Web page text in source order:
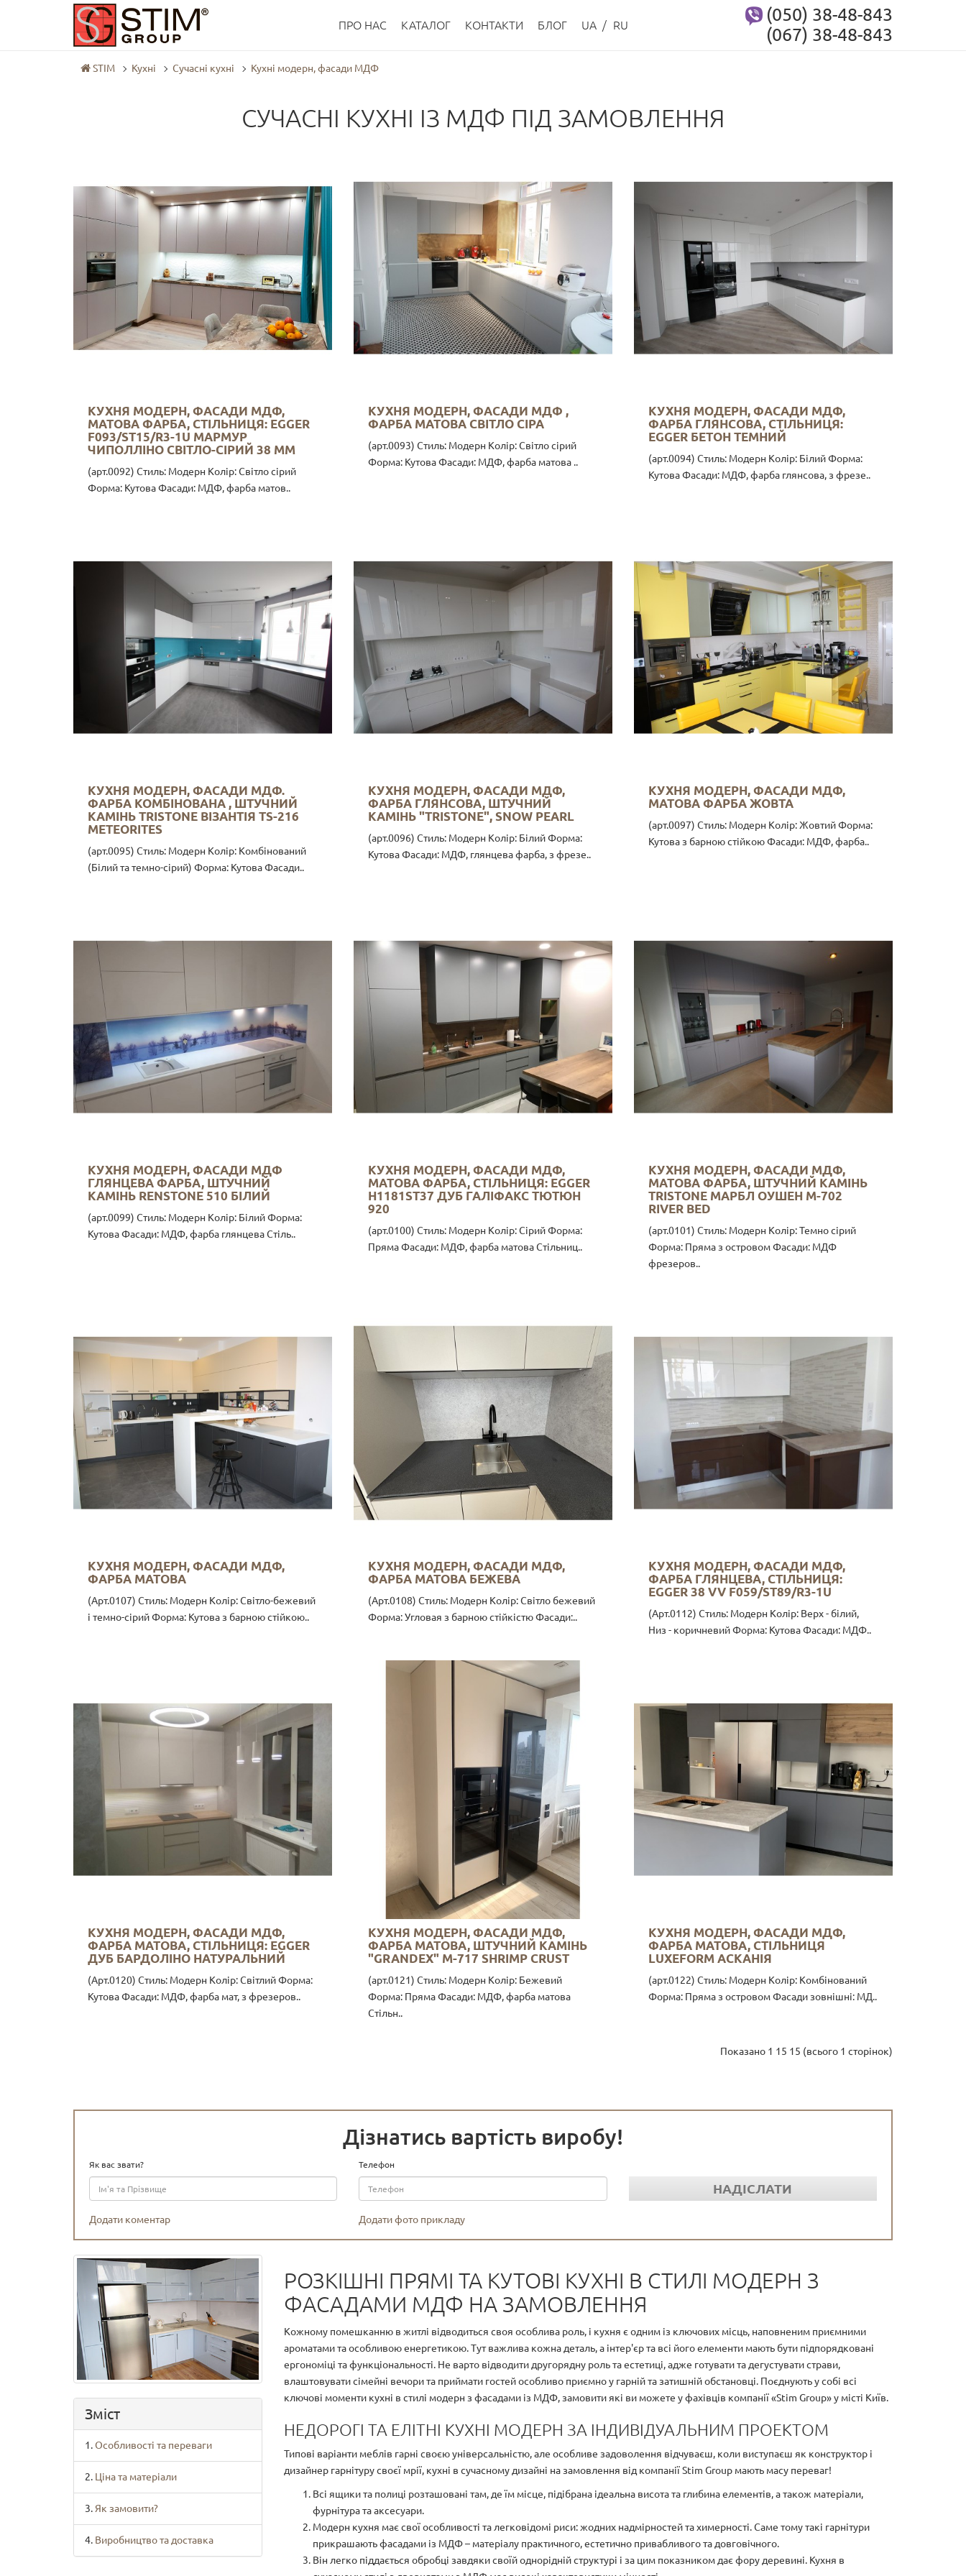
(050) 38-48-843
(067) 38-48-843
ПРО НАС КАТАЛОГ КОНТАКТИ БЛОГ UA / RU
STIM Кухні Сучасні кухні Кухні модерн, фасади МДФ
СУЧАСНІ КУХНІ ІЗ МДФ ПІД ЗАМОВЛЕННЯ
КУХНЯ МОДЕРН, ФАСАДИ МДФ,
МАТОВА ФАРБА, СТІЛЬНИЦЯ: EGGER
F093/ST15/R3-1U МАРМУР
ЧИПОЛЛІНО СВІТЛО-СІРИЙ 38 ММ
(арт.0092) Стиль: Модерн Колір: Світло сірий
Форма: Кутова Фасади: МДФ, фарба матов..
КУХНЯ МОДЕРН, ФАСАДИ МДФ ,
ФАРБА МАТОВА СВІТЛО СІРА
(арт.0093) Стиль: Модерн Колір: Світло сірий
Форма: Кутова Фасади: МДФ, фарба матова ..
КУХНЯ МОДЕРН, ФАСАДИ МДФ,
ФАРБА ГЛЯНСОВА, СТІЛЬНИЦЯ:
EGGER БЕТОН ТЕМНИЙ
(арт.0094) Стиль: Модерн Колір: Білий Форма:
Кутова Фасади: МДФ, фарба глянсова, з фрезе..
КУХНЯ МОДЕРН, ФАСАДИ МДФ.
ФАРБА КОМБІНОВАНА , ШТУЧНИЙ
КАМІНЬ TRISTONE ВІЗАНТІЯ TS-216
METEORITES
(арт.0095) Стиль: Модерн Колір: Комбінований
(Білий та темно-сірий) Форма: Кутова Фасади..
КУХНЯ МОДЕРН, ФАСАДИ МДФ,
ФАРБА ГЛЯНСОВА, ШТУЧНИЙ
КАМІНЬ "TRISTONE", SNOW PEARL
(арт.0096) Стиль: Модерн Колір: Білий Форма:
Кутова Фасади: МДФ, глянцева фарба, з фрезе..
КУХНЯ МОДЕРН, ФАСАДИ МДФ,
МАТОВА ФАРБА ЖОВТА
(арт.0097) Стиль: Модерн Колір: Жовтий Форма:
Кутова з барною стійкою Фасади: МДФ, фарба..
КУХНЯ МОДЕРН, ФАСАДИ МДФ
ГЛЯНЦЕВА ФАРБА, ШТУЧНИЙ
КАМІНЬ RENSTONE 510 БІЛИЙ
(арт.0099) Стиль: Модерн Колір: Білий Форма:
Кутова Фасади: МДФ, фарба глянцева Стіль..
КУХНЯ МОДЕРН, ФАСАДИ МДФ,
МАТОВА ФАРБА, СТІЛЬНИЦЯ: EGGER
Н1181ST37 ДУБ ГАЛІФАКС ТЮТЮН
920
(арт.0100) Стиль: Модерн Колір: Сірий Форма:
Пряма Фасади: МДФ, фарба матова Стільниц..
КУХНЯ МОДЕРН, ФАСАДИ МДФ,
МАТОВА ФАРБА, ШТУЧНИЙ КАМІНЬ
TRISTONE МАРБЛ ОУШЕН M-702
RIVER BED
(арт.0101) Стиль: Модерн Колір: Темно сірий
Форма: Пряма з островом Фасади: МДФ
фрезеров..
КУХНЯ МОДЕРН, ФАСАДИ МДФ,
ФАРБА МАТОВА
(Арт.0107) Стиль: Модерн Колір: Світло-бежевий
і темно-сірий Форма: Кутова з барною стійкою..
КУХНЯ МОДЕРН, ФАСАДИ МДФ,
ФАРБА МАТОВА БЕЖЕВА
(Арт.0108) Стиль: Модерн Колір: Світло бежевий
Форма: Угловая з барною стійкістю Фасади:..
КУХНЯ МОДЕРН, ФАСАДИ МДФ,
ФАРБА ГЛЯНЦЕВА, СТІЛЬНИЦЯ:
EGGER 38 VV F059/ST89/R3-1U
(Арт.0112) Стиль: Модерн Колір: Верх - білий,
Низ - коричневий Форма: Кутова Фасади: МДФ..
КУХНЯ МОДЕРН, ФАСАДИ МДФ,
ФАРБА МАТОВА, СТІЛЬНИЦЯ: EGGER
ДУБ БАРДОЛІНО НАТУРАЛЬНИЙ
(Арт.0120) Стиль: Модерн Колір: Світлий Форма:
Кутова Фасади: МДФ, фарба мат, з фрезеров..
КУХНЯ МОДЕРН, ФАСАДИ МДФ,
ФАРБА МАТОВА, ШТУЧНИЙ КАМІНЬ
"GRANDEX" M-717 SHRIMP CRUST
(арт.0121) Стиль: Модерн Колір: Бежевий
Форма: Пряма Фасади: МДФ, фарба матова
Стільн..
КУХНЯ МОДЕРН, ФАСАДИ МДФ,
ФАРБА МАТОВА, СТІЛЬНИЦЯ
LUXEFORM АСКАНІЯ
(арт.0122) Стиль: Модерн Колір: Комбінований
Форма: Пряма з островом Фасади зовнішні: МД..
Показано 1 15 15 (всього 1 сторінок)
Дізнатись вартість виробу!
Як вас звати? Телефон
Додати коментар Додати фото прикладу
НАДІСЛАТИ
Зміст
Особливості та переваги
Ціна та матеріали
Як замовити?
Виробництво та доставка
РОЗКІШНІ ПРЯМІ ТА КУТОВІ КУХНІ В СТИЛІ МОДЕРН З
ФАСАДАМИ МДФ НА ЗАМОВЛЕННЯ
Кожному помешканню в житлі відводиться своя особлива роль, і кухня є одним із ключових місць, наповненим приємними
ароматами та особливою енергетикою. Тут важлива кожна деталь, а інтер'єр та всі його елементи мають бути підпорядковані
ергономіці та функціональності. Не варто відводити другорядну роль та естетиці, адже готувати та дегустувати страви,
влаштовувати сімейні вечори та приймати гостей особливо приємно у гарній та затишній обстановці. Поєднують у собі всі
ключові моменти кухні в стилі модерн з фасадами із МДФ, замовити які ви можете у фахівців компанії «Stim Group» у місті Київ.
НЕДОРОГІ ТА ЕЛІТНІ КУХНІ МОДЕРН ЗА ІНДИВІДУАЛЬНИМ ПРОЕКТОМ
Типові варіанти меблів гарні своєю універсальністю, але особливе задоволення відчуваєш, коли виступаєш як конструктор і
дизайнер гарнітуру своєї мрії, кухні в сучасному дизайні на замовлення від компанії Stim Group мають масу переваг!
Всі ящики та полиці розташовані там, де їм місце, підібрана ідеальна висота та глибина елементів, а також матеріали,
фурнітура та аксесуари.
Модерн кухня має свої особливості та легковідомі риси: жодних надмірностей та химерності. Саме тому такі гарнітури
прикрашають фасадами із МДФ – матеріалу практичного, естетично привабливого та довговічного.
Він легко піддається обробці завдяки своїй однорідній структурі і за цим показником дає фору деревині. Кухня в